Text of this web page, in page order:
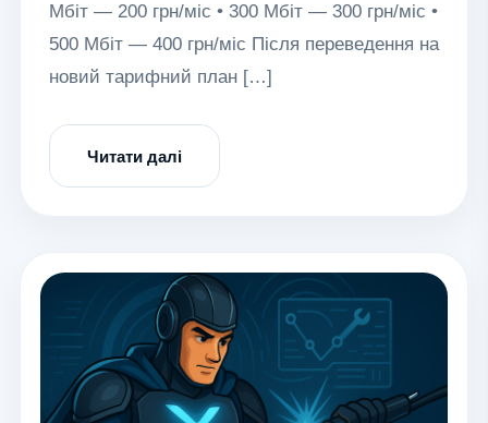
Мбіт — 200 грн/міс • 300 Мбіт — 300 грн/міс •
500 Мбіт — 400 грн/міс Після переведення на
новий тарифний план […]
Читати далі